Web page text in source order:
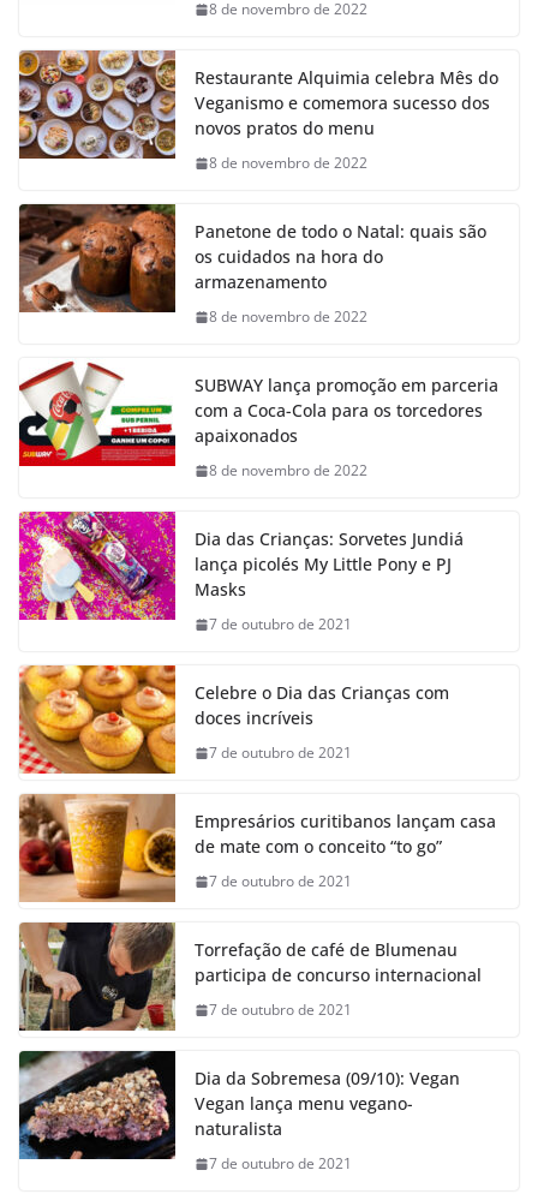
8 de novembro de 2022
Restaurante Alquimia celebra Mês do
Veganismo e comemora sucesso dos
novos pratos do menu
8 de novembro de 2022
Panetone de todo o Natal: quais são
os cuidados na hora do
armazenamento
8 de novembro de 2022
SUBWAY lança promoção em parceria
com a Coca-Cola para os torcedores
apaixonados
8 de novembro de 2022
Dia das Crianças: Sorvetes Jundiá
lança picolés My Little Pony e PJ
Masks
7 de outubro de 2021
Celebre o Dia das Crianças com
doces incríveis
7 de outubro de 2021
Empresários curitibanos lançam casa
de mate com o conceito “to go”
7 de outubro de 2021
Torrefação de café de Blumenau
participa de concurso internacional
7 de outubro de 2021
Dia da Sobremesa (09/10): Vegan
Vegan lança menu vegano-
naturalista
7 de outubro de 2021